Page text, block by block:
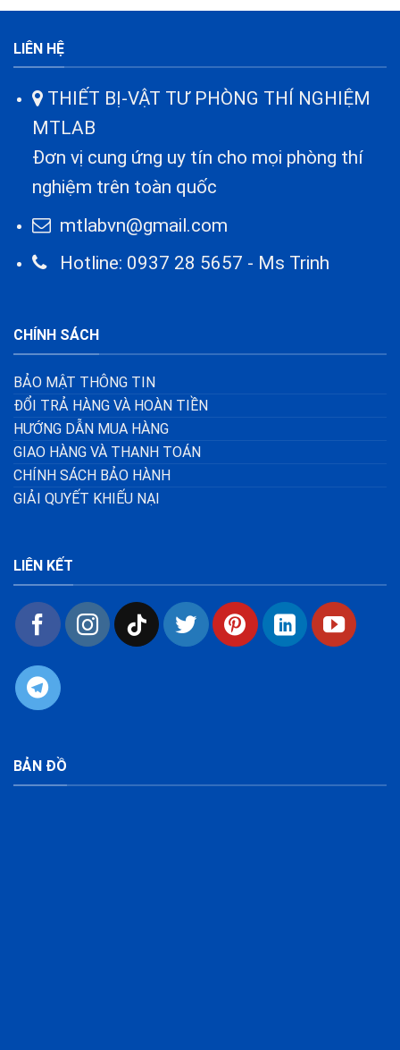
LIÊN HỆ
THIẾT BỊ-VẬT TƯ PHÒNG THÍ NGHIỆM
MTLAB
Đơn vị cung ứng uy tín cho mọi phòng thí
nghiệm trên toàn quốc
mtlabvn@gmail.com
Hotline: 0937 28 5657 - Ms Trinh
CHÍNH SÁCH
BẢO MẬT THÔNG TIN
ĐỔI TRẢ HÀNG VÀ HOÀN TIỀN
HƯỚNG DẪN MUA HÀNG
GIAO HÀNG VÀ THANH TOÁN
CHÍNH SÁCH BẢO HÀNH
GIẢI QUYẾT KHIẾU NẠI
LIÊN KẾT
BẢN ĐỒ